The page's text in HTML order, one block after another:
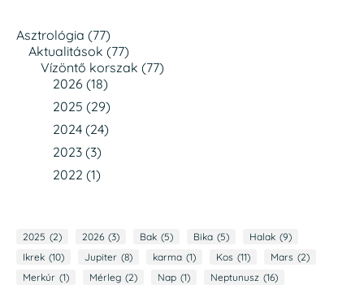
Asztrológia (77)
Aktualitások (77)
Vízöntő korszak (77)
2026 (18)
2025 (29)
2024 (24)
2023 (3)
2022 (1)
2025 (2) 2026 (3) Bak (5) Bika (5) Halak (9)
Ikrek (10) Jupiter (8) karma (1) Kos (11) Mars (2)
Merkúr (1) Mérleg (2) Nap (1) Neptunusz (16)